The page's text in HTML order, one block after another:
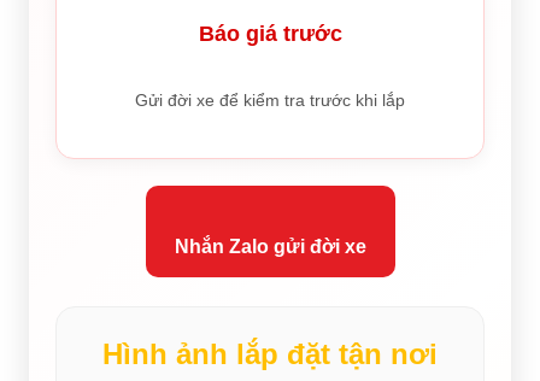
Báo giá trước
Gửi đời xe để kiểm tra trước khi lắp
Nhắn Zalo gửi đời xe
Hình ảnh lắp đặt tận nơi